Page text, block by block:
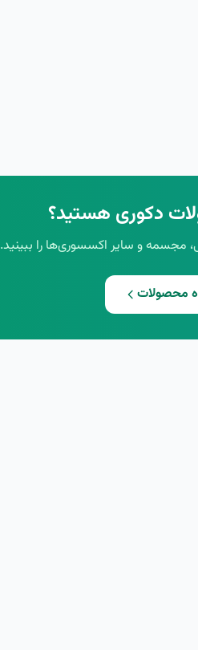
دکوری هستید؟
مجسمه و سایر اکسسوری‌ها را ببینید.
محصولات